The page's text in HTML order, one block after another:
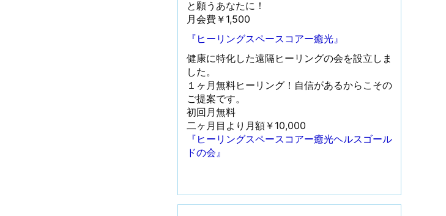
と願うあなたに！
月会費￥1,500
『ヒーリングスペースコアー癒光』
健康に特化した遠隔ヒーリングの会を設立しま
した。
１ヶ月無料ヒーリング！自信があるからこその
ご提案です。
初回月無料
二ヶ月目より月額￥10,000
『ヒーリングスペースコアー癒光ヘルスゴール
ドの会』